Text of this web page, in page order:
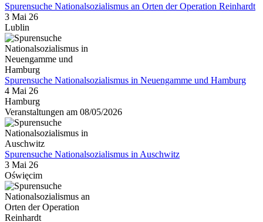
Spurensuche Nationalsozialismus an Orten der Operation Reinhardt
3 Mai 26
Lublin
Spurensuche Nationalsozialismus in Neuengamme und Hamburg
4 Mai 26
Hamburg
Veranstaltungen am 08/05/2026
Spurensuche Nationalsozialismus in Auschwitz
3 Mai 26
Oświęcim